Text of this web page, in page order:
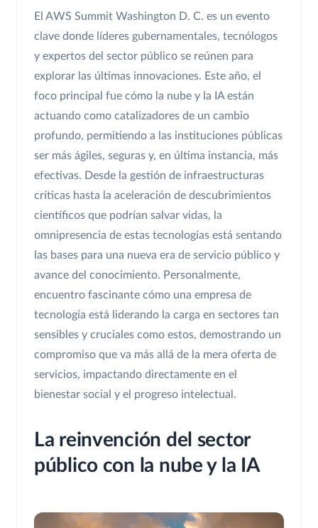
El AWS Summit Washington D. C. es un evento
clave donde líderes gubernamentales, tecnólogos
y expertos del sector público se reúnen para
explorar las últimas innovaciones. Este año, el
foco principal fue cómo la nube y la IA están
actuando como catalizadores de un cambio
profundo, permitiendo a las instituciones públicas
ser más ágiles, seguras y, en última instancia, más
efectivas. Desde la gestión de infraestructuras
críticas hasta la aceleración de descubrimientos
científicos que podrían salvar vidas, la
omnipresencia de estas tecnologías está sentando
las bases para una nueva era de servicio público y
avance del conocimiento. Personalmente,
encuentro fascinante cómo una empresa de
tecnología está liderando la carga en sectores tan
sensibles y cruciales como estos, demostrando un
compromiso que va más allá de la mera oferta de
servicios, impactando directamente en el
bienestar social y el progreso intelectual.
La reinvención del sector
público con la nube y la IA